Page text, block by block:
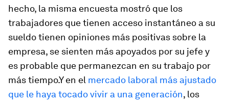
hecho, la misma encuesta mostró que los
trabajadores que tienen acceso instantáneo a su
sueldo tienen opiniones más positivas sobre la
empresa, se sienten más apoyados por su jefe y
es probable que permanezcan en su trabajo por
más tiempo.Y en el mercado laboral más ajustado
que le haya tocado vivir a una generación, los